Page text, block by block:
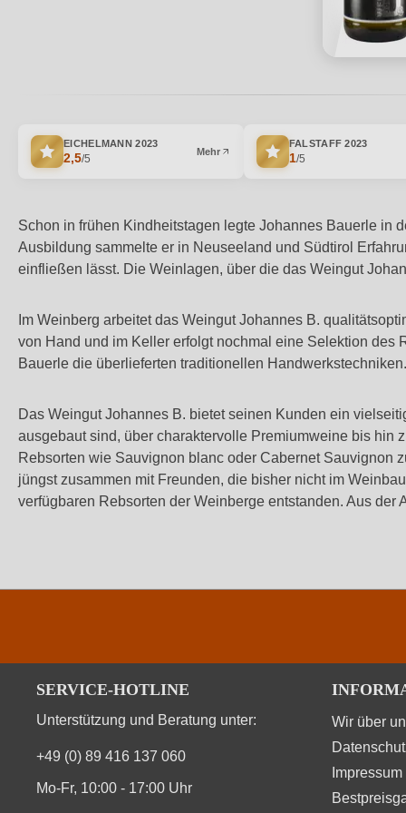
EICHELMANN2023
2,5/5
Mehr
FALSTAFF2023
1/5
Schon in frühen Kindheitstagen legte Johannes Bauerle in
Ausbildung sammelte er in Neuseeland und Südtirol
einfließen lässt. Die Weinlagen, über die das Weingut
Im Weinberg arbeitet das Weingut Johannes B.
von Hand und im Keller erfolgt nochmal eine Selektion des
Bauerle die überlieferten traditionellen Handwerkstechniken.
Das Weingut Johannes B. bietet seinen Kunden ein
ausgebaut sind, über charaktervolle Premiumweine bis hin
Rebsorten wie Sauvignon blanc oder Cabernet Sauvignon
jüngst zusammen mit Freunden, die bisher nicht im
verfügbaren Rebsorten der Weinberge entstanden. Aus
SERVICE-HOTLINE
Unterstützung und Beratung unter:
+49 (0) 89 416 137 060
Mo-Fr, 10:00 - 17:00 Uhr
Wir über